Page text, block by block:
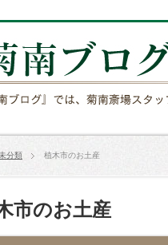
分類 植木市のお土産
市のお土産